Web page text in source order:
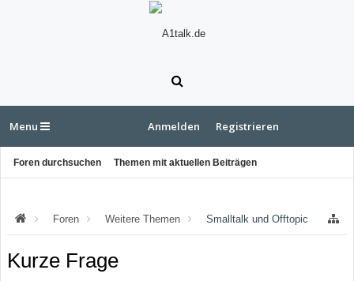
Menu
Foren durchsuchen Themen mit aktuellen Beiträgen
Anmelden Registrieren
Foren Weitere Themen Smalltalk und Offtopic
Kurze Frage